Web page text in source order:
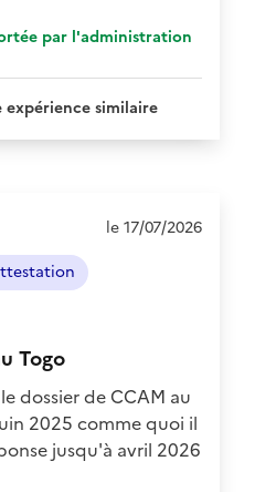
par l'administration
expérience similaire
Togo
le 17/07/2026
dossier de CCAM au
2025 comme quoi il
jusqu'à avril 2026